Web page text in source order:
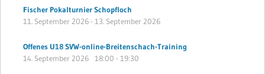
Fischer Pokalturnier Schopfloch
11. September 2026- 13. September 2026
Offenes U18 SVW-online-Breitenschach-Training
14. September 2026 18:00 - 19:30